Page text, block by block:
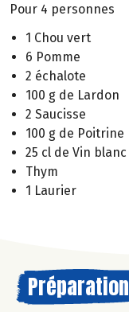
Pour 4 personnes
1 Chou vert
6 Pomme
2 échalote
100 g de Lardon
2 Saucisse
100 g de Poitrine
25 cl de Vin blanc
Thym
1 Laurier
Préparation